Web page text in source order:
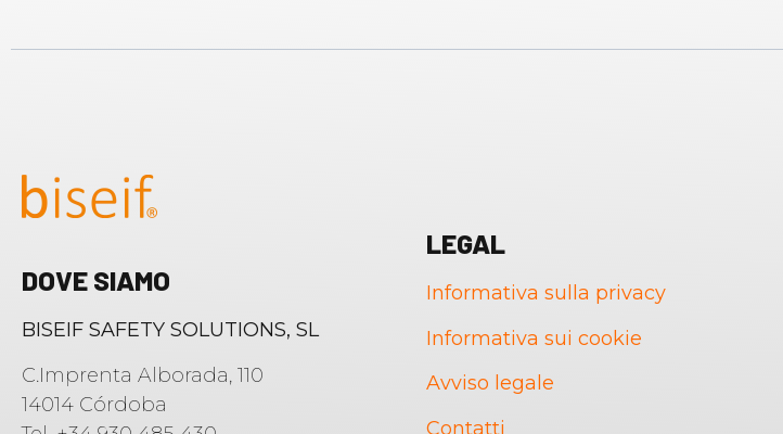
DOVE SIAMO
BISEIF SAFETY SOLUTIONS, SL
C.Imprenta Alborada, 110
14014 Córdoba
Português
LEGAL
Informativa sulla privacy
Informativa sui cookie
Avviso legale
Contatti